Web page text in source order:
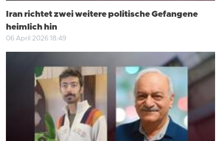
Iran richtet zwei weitere politische Gefangene
heimlich hin
06 April 2026 18:49